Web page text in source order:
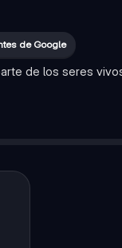
de Google
de los seres
Na(Sodio)
Zn(Zinc)
de la materia